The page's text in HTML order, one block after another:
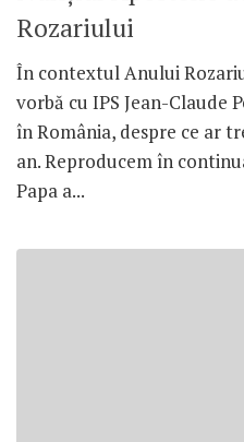
Rozariului
În contextul Anului
vorbă cu IPS Jean-Claude
în România, despre ce ar
an. Reproducem în
Papa a...